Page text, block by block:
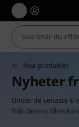
Nya produkter
Nyheter
Under de senaste 6
från denna